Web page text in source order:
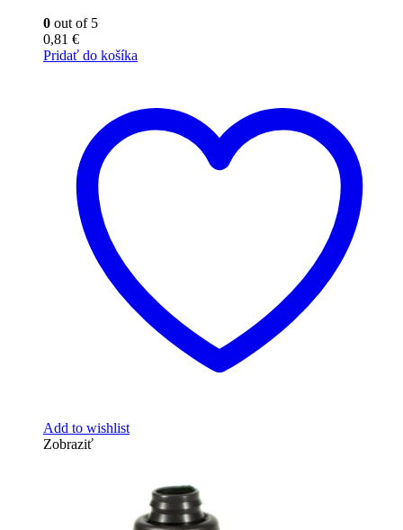
0 out of 5
0,81 €
Pridať do košíka
Add to wishlist
Zobraziť